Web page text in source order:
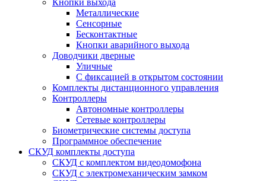
Кнопки выхода
Металлические
Сенсорные
Бесконтактные
Кнопки аварийного выхода
Доводчики дверные
Уличные
С фиксацией в открытом состоянии
Комплекты дистанционного управления
Контроллеры
Автономные контроллеры
Сетевые контроллеры
Биометрические системы доступа
Программное обеспечение
СКУД комплекты доступа
СКУД с комплектом видеодомофона
СКУД с электромеханическим замком